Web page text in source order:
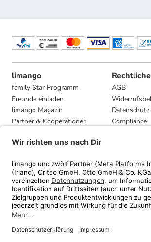
limango
family Star Programm
Freunde einladen
limango Magazin
Partner & Kooperationen
Presse
AGB
Datenschutz
Compliance